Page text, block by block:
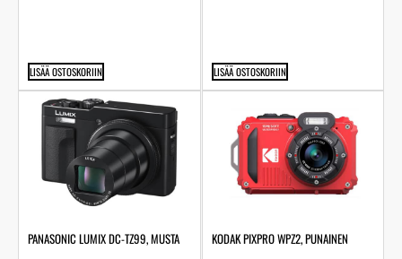
LISÄÄ OSTOSKORIIN LISÄÄ OSTOSKORIIN
PANASONIC LUMIX DC-TZ99, MUSTA KODAK PIXPRO WPZ2, PUNAINEN